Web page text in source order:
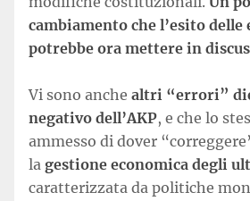
cambiamento che l’esito delle
potrebbe ora mettere in
Vi sono anche altri “errori”
negativo dell’AKP, e che lo
ammesso di dover
la gestione economica degli
caratterizzata da politiche